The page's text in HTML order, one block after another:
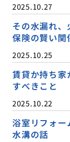
2025.10.27
その水漏れ
保険の賢い関
2025.10.25
賃貸か持ち
すべきこと
2025.10.22
浴室リフォ
水溝の話